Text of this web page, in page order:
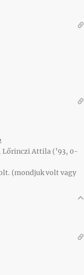
Lőrinczi Attila (’93, 0-
(mondjuk volt vagy